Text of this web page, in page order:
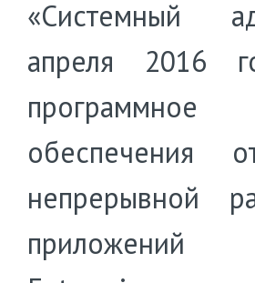
«Системный
апреля 2016
обеспечения
непрерывной
приложений